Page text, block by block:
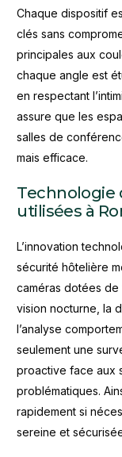
Chaque dispositif
clés sans
principales aux
chaque angle est
en respectant
assure que les
salles de
mais efficace.
Technologie
utilisées à
L’innovation
sécurité hôtelière
caméras dotées
vision nocturne, la
l’analyse
seulement une
proactive face aux
problématiques.
rapidement si
sereine et